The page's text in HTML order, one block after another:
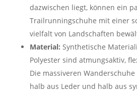
dazwischen liegt, können ein
Trailrunningschuhe mit einer
vielfalt von Landschaften
Material: Synthetische
Polyester sind atmungsaktiv,
Die massiveren
halb aus Leder und halb aus